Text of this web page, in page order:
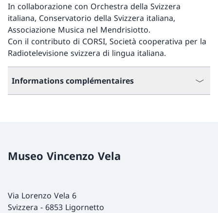
In collaborazione con Orchestra della Svizzera
italiana, Conservatorio della Svizzera italiana,
Associazione Musica nel Mendrisiotto.
Con il contributo di CORSI, Società cooperativa per la
Radiotelevisione svizzera di lingua italiana.
Informations complémentaires
Museo Vincenzo Vela
Via Lorenzo Vela 6
Svizzera - 6853 Ligornetto